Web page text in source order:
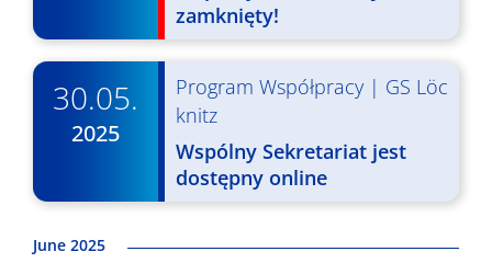
p
o
y
s
z
c
j
zamknięty!
30.05.
2025
Program Współpracy| GS Löc
knitz
Wspólny Sekretariat jest
dostępny online
June 2025